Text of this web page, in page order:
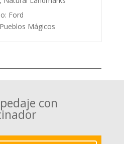
Ford
Mágicos
con